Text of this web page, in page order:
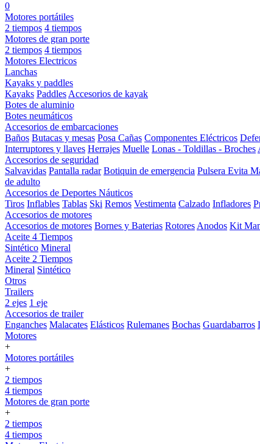
0
Motores portátiles
2 tiempos 4 tiempos
Motores de gran porte
2 tiempos 4 tiempos
Motores Electricos
Lanchas
Kayaks y paddles
Kayaks Paddles Accesorios de kayak
Botes de aluminio
Botes neumáticos
Accesorios de embarcaciones
Baños Butacas y mesas Posa Cañas Componentes Eléctricos
Interruptores y llaves Herrajes Muelle Lonas - Toldillas - Broches
Accesorios de seguridad
Salvavidas Pantalla radar Botiquin de emergencia Pulsera Evita
de adulto
Accesorios de Deportes Náuticos
Tiros Inflables Tablas Ski Remos Vestimenta Calzado Infladores
Accesorios de motores
Accesorios de motores Bornes y Baterias Rotores Anodos Kit
Aceite 4 Tiempos
Sintético Mineral
Aceite 2 Tiempos
Mineral Sintético
Otros
Trailers
2 ejes 1 eje
Accesorios de trailer
Enganches Malacates Elásticos Rulemanes Bochas Guardabarros
Motores
+
Motores portátiles
+
2 tiempos
4 tiempos
Motores de gran porte
+
2 tiempos
4 tiempos